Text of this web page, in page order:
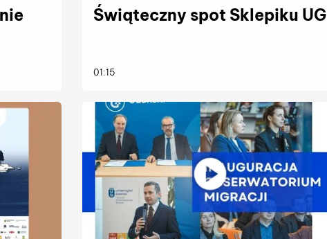
Świąteczny spot Sklepiku UG
więcej
01:15